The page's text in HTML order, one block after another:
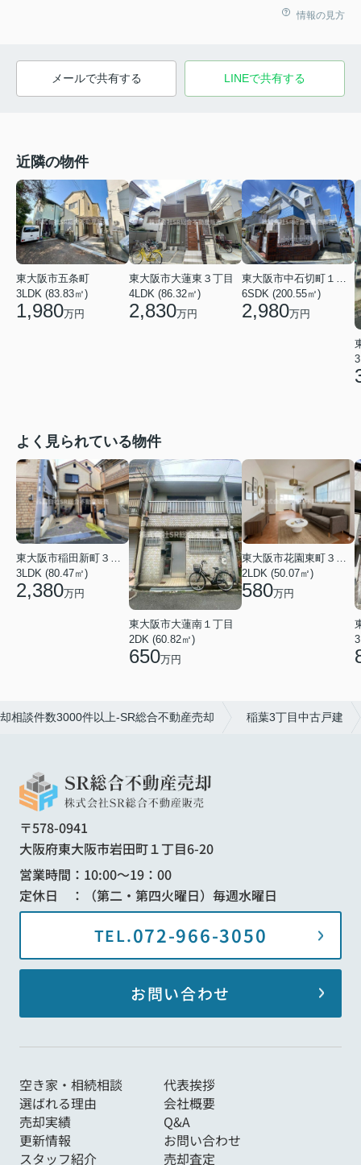
情報の見方
メールで共有する LINEで共有する
近隣の物件
東大阪市五条町
3LDK (83.83㎡)
1,980万円
東大阪市大蓮東３丁目
4LDK (86.32㎡)
2,830万円
6SDK (200.55㎡)
2,980万円
よく見られている物件
3LDK (80.47㎡)
2,380万円
東大阪市大蓮南１丁目
2DK (60.82㎡)
650万円
2LDK (50.07㎡)
580万円
相談件数3000件以上-SR総合不動産売却 稲葉3丁目中古戸建
〒578-0941
大阪府東大阪市岩田町１丁目6-20
営業時間：10:00～19：00
定休日 ：（第二・第四火曜日）毎週水曜日
TEL.072-966-3050
お問い合わせ
空き家・相続相談
代表挨拶
選ばれる理由
会社概要
売却実績
Q&A
更新情報
お問い合わせ
スタッフ紹介
売却査定